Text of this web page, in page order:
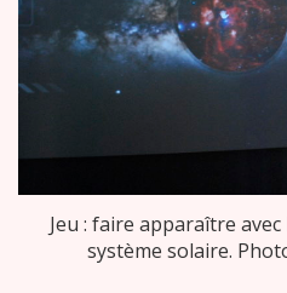
Jeu : faire apparaître
système solaire.